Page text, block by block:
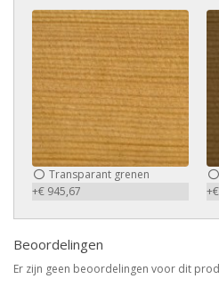
Transparant grenen
+€ 945,67
Beoordelingen
Er zijn geen beoordelingen voor dit